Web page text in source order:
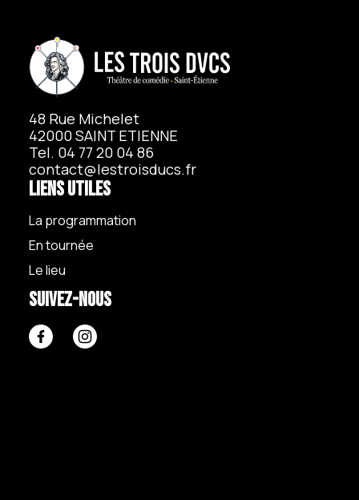
48 Rue Michelet
42000 SAINT ETIENNE
Tel. 04 77 20 04 86
contact@lestroisducs.fr
Liens utiles
La programmation
En tournée
Le lieu
Suivez-nous